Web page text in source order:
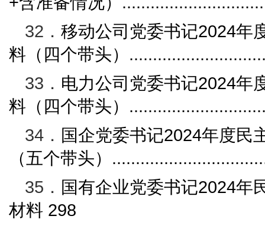
32． 移动公司党委书记2024年
料（四个带头）
33． 电力公司党委书记2024年
料（四个带头）
34． 国企党委书记2024年度民
（五个带头）
35． 国有企业党委书记2024年
材料 298